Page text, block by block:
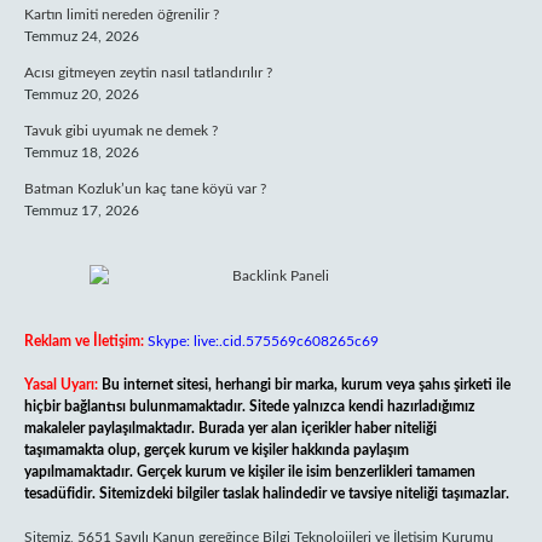
Kartın limiti nereden öğrenilir ?
Temmuz 24, 2026
Acısı gitmeyen zeytin nasıl tatlandırılır ?
Temmuz 20, 2026
Tavuk gibi uyumak ne demek ?
Temmuz 18, 2026
Batman Kozluk’un kaç tane köyü var ?
Temmuz 17, 2026
Reklam ve İletişim: Skype: live:.cid.575569c608265c69
Yasal Uyarı: Bu internet sitesi, herhangi bir marka, kurum veya şahıs şirketi ile
hiçbir bağlantısı bulunmamaktadır. Sitede yalnızca kendi hazırladığımız
makaleler paylaşılmaktadır. Burada yer alan içerikler haber niteliği
taşımamakta olup, gerçek kurum ve kişiler hakkında paylaşım
yapılmamaktadır. Gerçek kurum ve kişiler ile isim benzerlikleri tamamen
tesadüfidir. Sitemizdeki bilgiler taslak halindedir ve tavsiye niteliği taşımazlar.
Sitemiz, 5651 Sayılı Kanun gereğince Bilgi Teknolojileri ve İletişim Kurumu